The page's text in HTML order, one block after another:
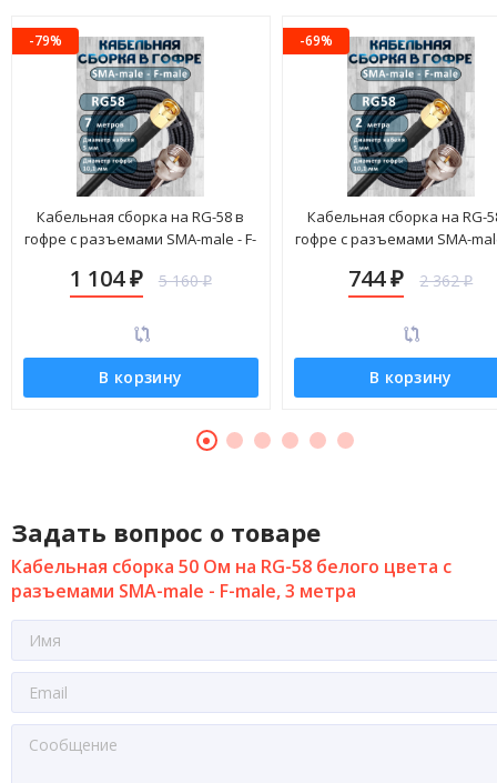
-79%
Кабельная сборка на RG-58 в
гофре с разъемами SMA-male - F-
1 104 ₽ 5 160₽
В корзину
-69%
Кабельная сборка на RG-
гофре с разъемами SMA-
744₽ 2 362₽
В корзину
Задать вопрос о товаре
Кабельная сборка 50 Ом на RG-58 белого цвета с
разъемами SMA-male - F-male, 3 метра